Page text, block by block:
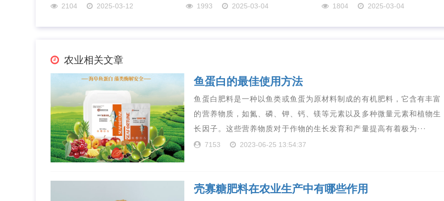
2104 2025-03-12 1993 2025-03-04 1804 2025-03-04
农业相关文章
鱼蛋白的最佳使用方法
鱼蛋白肥料是一种以鱼类或鱼蛋为原材料制成的有机肥料，它含有丰富
的营养物质，如氮、磷、钾、钙、镁等元素以及多种微量元素和植物生
长因子。这些营养物质对于作物的生长发育和产量提高有着极为···
7153 2023-06-25 13:54:37
壳寡糖肥料在农业生产中有哪些作用